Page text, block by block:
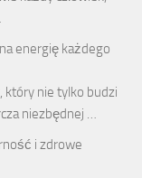
energię każdego
który nie tylko budzi
niezbędnej …
i zdrowe